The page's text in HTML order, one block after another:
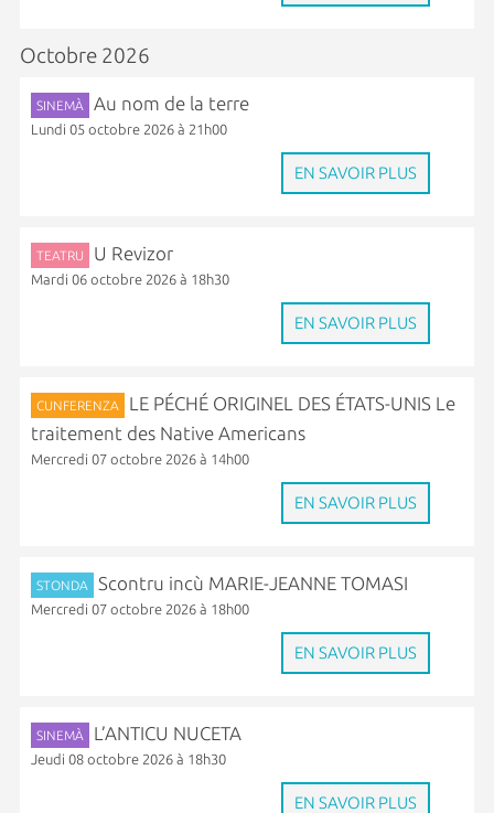
Octobre 2026
SINEMÀ Au nom de la terre
Lundi 05 octobre 2026 à 21h00
EN SAVOIR PLUS
TEATRU U Revizor
Mardi 06 octobre 2026 à 18h30
EN SAVOIR PLUS
CUNFERENZA
LE PÉCHÉ ORIGINEL DES ÉTATS-UNIS Le
traitement des Native Americans
Mercredi 07 octobre 2026 à 14h00
EN SAVOIR PLUS
STONDA Scontru incù MARIE-JEANNE TOMASI
Mercredi 07 octobre 2026 à 18h00
EN SAVOIR PLUS
SINEMÀ L’ANTICU NUCETA
Jeudi 08 octobre 2026 à 18h30
EN SAVOIR PLUS